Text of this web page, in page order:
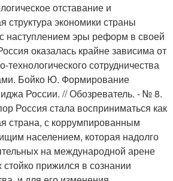
отставание и
структура экономики страны
наступлением эры реформ в своей
оказалась крайне зависима от
технологического сотрудничества
Бойко Ю. Формирование
России. // Обозреватель. - № 8.
Россия стала восприниматься как
страна, с коррумпированным
населением, которая надолго
на международной арене
прижился в сознании